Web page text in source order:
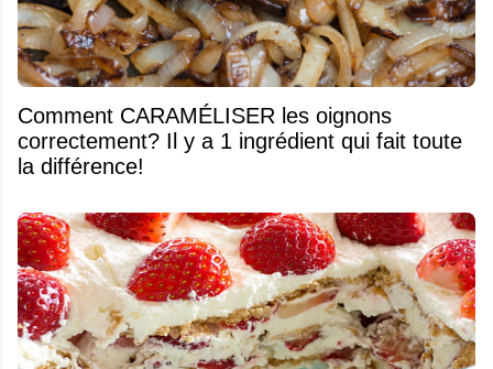
Comment CARAMÉLISER les oignons
correctement? Il y a 1 ingrédient qui fait toute
la différence!